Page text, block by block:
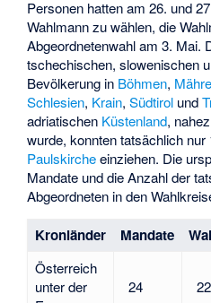
Personen hatten am 26. und
Wahlmann zu wählen, die
Abgeordnetenwahl am 3. Mai.
tschechischen, slowenischen
Bevölkerung in Böhmen,
Schlesien, Krain,Südtirol und
adriatischen Küstenland,
wurde, konnten tatsächlich
Paulskircheeinziehen. Die
Mandate und die Anzahl der
Abgeordneten in den
Kronländer Mandate
Österreich
unter der
24 22